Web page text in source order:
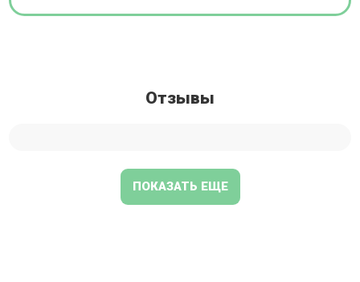
Отзывы
ПОКАЗАТЬ ЕЩЕ